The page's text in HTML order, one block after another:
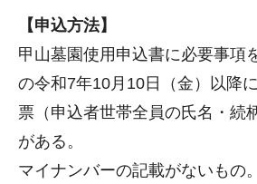
【申込方法】
甲山墓園使用申込書に必要事項
の令和7年10月10日（金）以降
票（申込者世帯全員の氏名・続
がある。
マイナンバーの記載がないもの